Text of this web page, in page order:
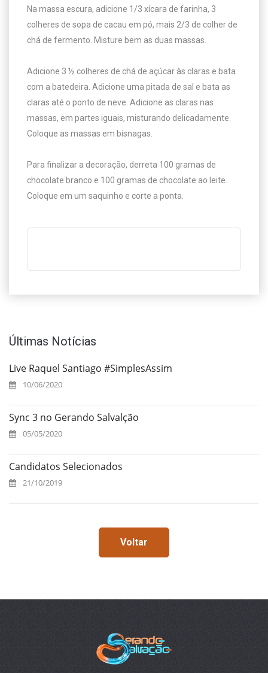
Na massa escura, adicione 1/3 xícara de farinha, 3
colheres de sopa de cacau em pó, mais 2/3 de colher de
chá de fermento. Misture bem as duas massas.
Adicione 3 ½ colheres de chá de açúcar às claras e bata
com a batedeira. Adicione uma pitada de sal e bata as
claras até o ponto de neve. Adicione as claras nas
massas, em partes iguais, misturando delicadamente.
Coloque as massas em bisnagas.
Para finalizar a decoração, derreta 100 gramas de
chocolate branco e 100 gramas de chocolate ao leite.
Coloque em um saquinho e corte a ponta.
Últimas Notícias
Live Raquel Santiago #SimplesAssim
10/06/2020
Sync 3 no Gerando Salvalção
05/05/2020
Candidatos Selecionados
21/10/2019
Voltar